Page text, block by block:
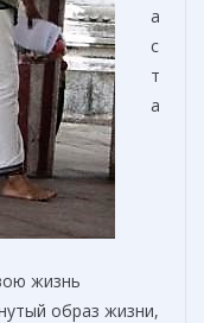
а
с
т
а
жизнь
образ жизни,